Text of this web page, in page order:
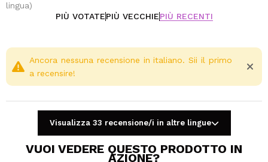
lingua)
PIÙ VOTATEPIÙ VECCHIEPIÙ RECENTI
Ancora nessuna recensione in italiano. Sii il primo
a recensire!
Visualizza 33 recensione/i in altre lingue
VUOI VEDERE QUESTO PRODOTTO IN
AZIONE?